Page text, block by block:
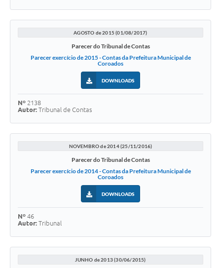
AGOSTO de 2015 (01/08/2017)
Parecer do Tribunal de Contas
Parecer exercício de 2015 - Contas da Prefeitura Municipal de
Coroados
DOWNLOADS
Nº 2138
Autor: Tribunal de Contas
NOVEMBRO de 2014 (25/11/2016)
Parecer do Tribunal de Contas
Parecer exercício de 2014 - Contas da Prefeitura Municipal de
Coroados
DOWNLOADS
Nº 46
Autor: Tribunal
JUNHO de 2013 (30/06/2015)